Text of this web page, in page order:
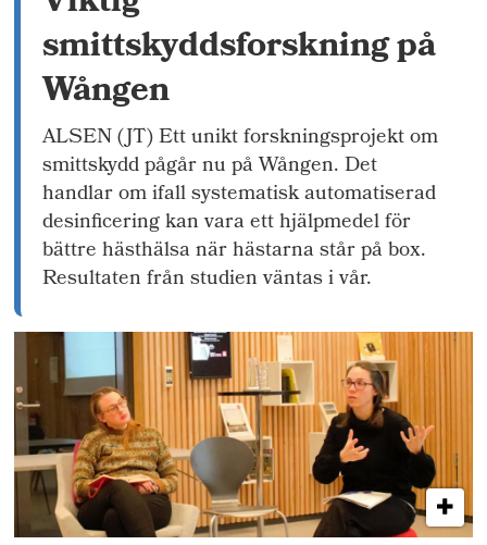
smittskyddsforskning på
Wången
ALSEN (JT) Ett unikt forskningsprojekt om
smittskydd pågår nu på Wången. Det
handlar om ifall systematisk automatiserad
desinficering kan vara ett hjälpmedel för
bättre hästhälsa när hästarna står på box.
Resultaten från studien väntas i vår.